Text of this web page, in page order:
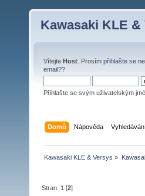
Kawasaki KLE &
Vítejte Host . Prosím přihlašte se
email??
Přihlašte se svým uživatelským
Domů Nápověda
Kawasaki KLE & Versys »
Stran: 1 [2]